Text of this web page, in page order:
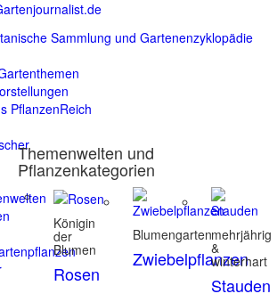
PflanzenReich
Themenwelten und
Pflanzenkategorien
Königin
der
Blumen
Rosen
Blumengarten
Zwiebelpflanzen
mehrjährig
&
winterhart
Stauden